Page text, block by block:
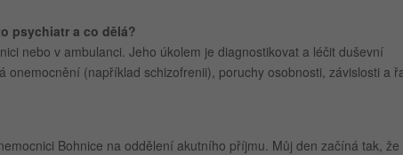
psychiatr a co dělá?
nebo v ambulanci. Jeho úkolem je diagnostikovat a léčit duševní
onemocnění (například schizofrenii), poruchy osobnosti, závislosti a
Bohnice na oddělení akutního příjmu. Můj den začíná tak, že